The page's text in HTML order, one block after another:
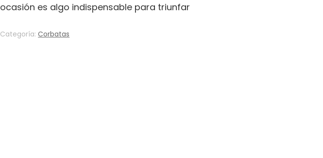
ocasión es algo indispensable para triunfar
Categoría:Corbatas